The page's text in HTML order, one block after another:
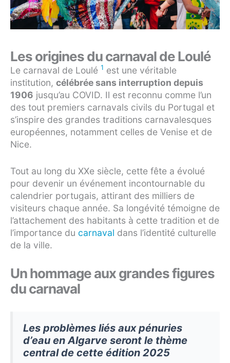
Les origines du carnaval de Loulé
Le carnaval de Loulé 1 est une véritable
institution, célébrée sans interruption depuis
1906 jusqu’au COVID. Il est reconnu comme l’un
des tout premiers carnavals civils du Portugal et
s’inspire des grandes traditions carnavalesques
européennes, notamment celles de Venise et de
Nice.
Tout au long du XXe siècle, cette fête a évolué
pour devenir un événement incontournable du
calendrier portugais, attirant des milliers de
visiteurs chaque année. Sa longévité témoigne de
l’attachement des habitants à cette tradition et de
l’importance du carnaval dans l’identité culturelle
de la ville.
Un hommage aux grandes figures
du carnaval
Les problèmes liés aux pénuries
d’eau en Algarve seront le thème
central de cette édition 2025